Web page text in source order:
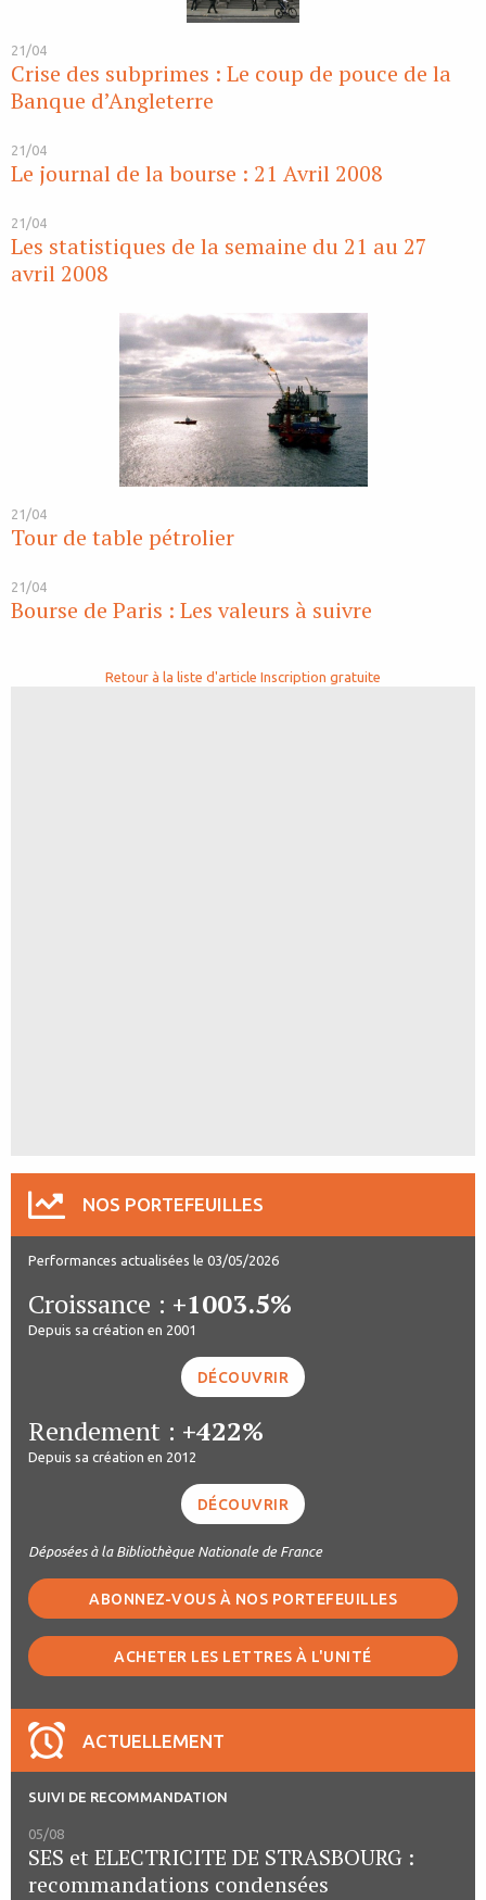
21/04
Crise des subprimes : Le coup de pouce de la
Banque d’Angleterre
21/04
Le journal de la bourse : 21 Avril 2008
21/04
Les statistiques de la semaine du 21 au 27
avril 2008
21/04
Tour de table pétrolier
21/04
Bourse de Paris : Les valeurs à suivre
Retour à la liste d'article Inscription gratuite
NOS PORTEFEUILLES
Performances actualisées le 03/05/2026
Croissance : +1003.5%
Depuis sa création en 2001
DÉCOUVRIR
Rendement : +422%
Depuis sa création en 2012
DÉCOUVRIR
Déposées à la Bibliothèque Nationale de France
ABONNEZ-VOUS À NOS PORTEFEUILLES
ACHETER LES LETTRES À L'UNITÉ
ACTUELLEMENT
SUIVI DE RECOMMANDATION
05/08
SES et ELECTRICITE DE STRASBOURG :
recommandations condensées